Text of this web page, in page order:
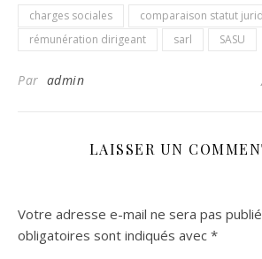
charges sociales
comparaison statut
rémunération dirigeant
sarl SASU
Par admin
LAISSER UN
Votre adresse e-mail ne sera pas
obligatoires sont indiqués avec *